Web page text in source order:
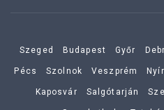
Szeged Budapest Győr
Pécs Szolnok Veszprém
Kaposvár Salgótarján